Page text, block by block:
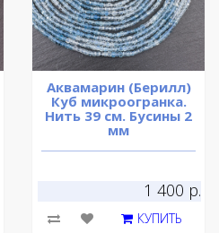
Аквамарин (Берилл)
Куб микроогранка.
Нить 39 см. Бусины 2
мм
1 400 р.
КУПИТЬ